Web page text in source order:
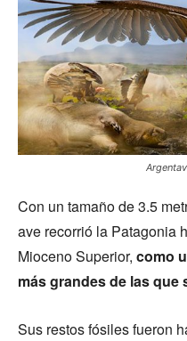
Con un tamaño de 3.5
ave recorrió la Patagonia
Mioceno Superior, como
más grandes de las
Sus restos fósiles fueron